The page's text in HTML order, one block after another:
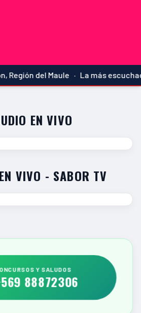
del Maule · La más escuchada
EN VIVO
VIVO - SABOR TV
Y SALUDOS
88872306